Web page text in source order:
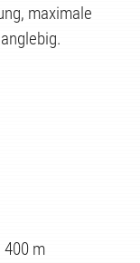
maximale
400 m